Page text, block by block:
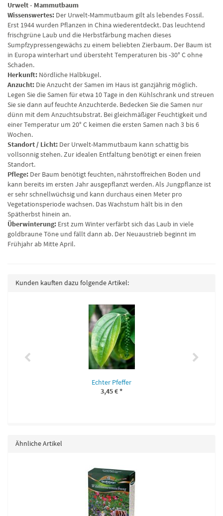
Urwelt - Mammutbaum
Wissenswertes: Der Urwelt-Mammutbaum gilt als lebendes Fossil.
Erst 1944 wurden Pflanzen in China wiederentdeckt. Das leuchtend
frischgrüne Laub und die Herbstfärbung machen dieses
Sumpfzypressengewächs zu einem beliebten Zierbaum. Der Baum ist
in Europa winterhart und übersteht Temperaturen bis -30° C ohne
Schaden.
Herkunft: Nördliche Halbkugel.
Anzucht: Die Anzucht der Samen im Haus ist ganzjährig möglich.
Legen Sie die Samen für etwa 10 Tage in den Kühlschrank und streuen
Sie sie dann auf feuchte Anzuchterde. Bedecken Sie die Samen nur
dünn mit dem Anzuchtsubstrat. Bei gleichmäßiger Feuchtigkeit und
einer Temperatur um 20° C keimen die ersten Samen nach 3 bis 6
Wochen.
Standort / Licht: Der Urwelt-Mammutbaum kann schattig bis
vollsonnig stehen. Zur idealen Entfaltung benötigt er einen freien
Standort.
Pflege: Der Baum benötigt feuchten, nährstoffreichen Boden und
kann bereits im ersten Jahr ausgepflanzt werden. Als Jungpflanze ist
er sehr schnellwüchsig und kann durchaus einen Meter pro
Vegetationsperiode wachsen. Das Wachstum hält bis in den
Spätherbst hinein an.
Überwinterung: Erst zum Winter verfärbt sich das Laub in viele
goldbraune Töne und fällt dann ab. Der Neuaustrieb beginnt im
Frühjahr ab Mitte April.
Kunden kauften dazu folgende Artikel:
Echter Pfeffer
3,45 €*
Ähnliche Artikel